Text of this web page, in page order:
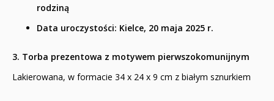
rodziną
Data uroczystości: Kielce, 20 maja 2025 r.
3. Torba prezentowa z motywem pierwszokomunijnym
Lakierowana, w formacie 34 x 24 x 9 cm z białym sznurkiem